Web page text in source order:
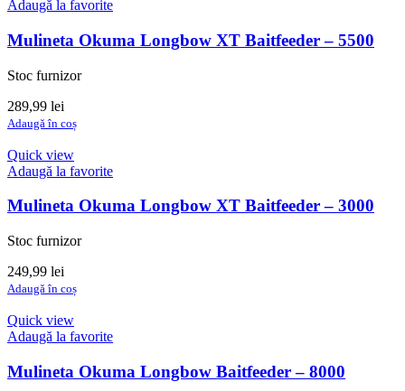
Adaugă la favorite
Mulineta Okuma Longbow XT Baitfeeder – 5500
Stoc furnizor
289,99 lei
Adaugă în coș
Quick view
Adaugă la favorite
Mulineta Okuma Longbow XT Baitfeeder – 3000
Stoc furnizor
249,99 lei
Adaugă în coș
Quick view
Adaugă la favorite
Mulineta Okuma Longbow Baitfeeder – 8000